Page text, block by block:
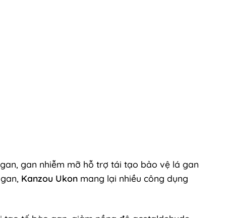
gan nhiễm mỡ hỗ trợ tái tạo bảo vệ lá gan
Kanzou Ukon mang lại nhiều công dụng